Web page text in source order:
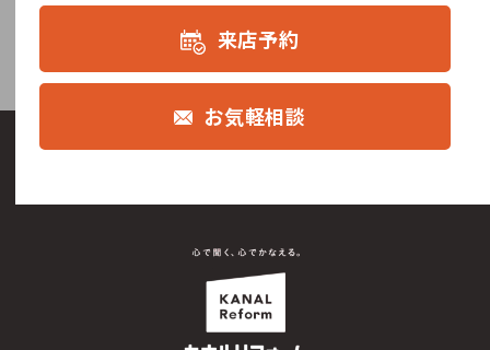
来店予約
お気軽相談